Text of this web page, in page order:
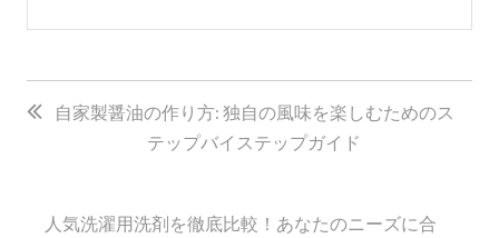
愛猫を喜ばせよう
投
稿
ゲ
自家製醤油の作り方: 独自の風味を楽しむためのス
テップバイステップガイド
人気洗濯用洗剤を徹底比較！あなたのニーズに合